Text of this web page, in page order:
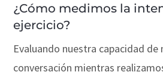
¿Cómo medimos la
ejercicio?
Evaluando nuestra capacidad de
conversación mientras